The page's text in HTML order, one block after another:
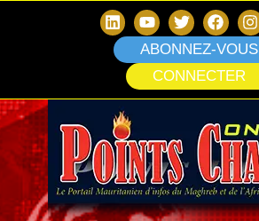
ABONNEZ-VOUS
CONNECTER